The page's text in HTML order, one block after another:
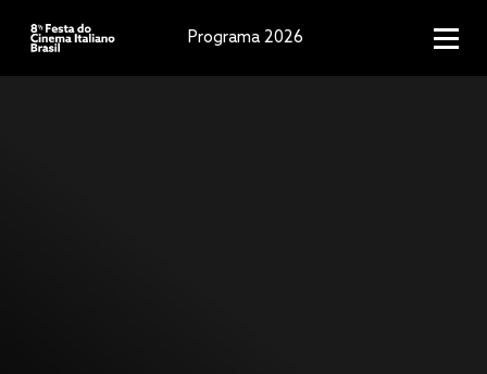
Programa 2026